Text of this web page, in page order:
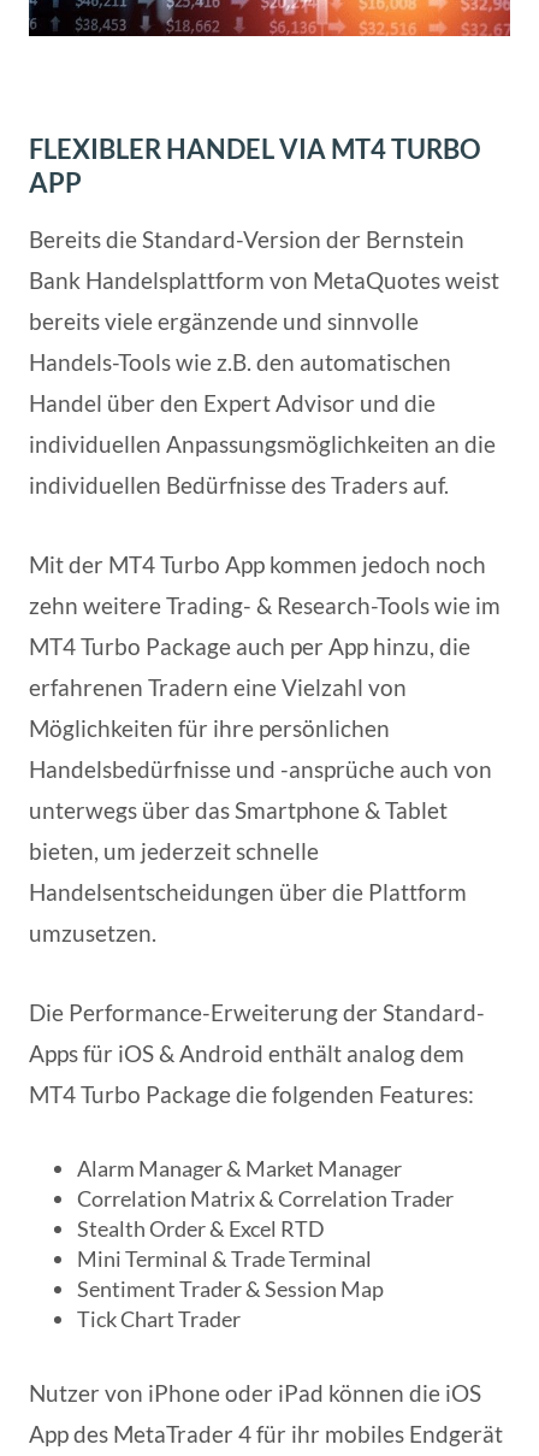
FLEXIBLER HANDEL VIA MT4 TURBO
APP
Bereits die Standard-Version der Bernstein
Bank Handelsplattform von MetaQuotes weist
bereits viele ergänzende und sinnvolle
Handels-Tools wie z.B. den automatischen
Handel über den Expert Advisor und die
individuellen Anpassungsmöglichkeiten an die
individuellen Bedürfnisse des Traders auf.
Mit der MT4 Turbo App kommen jedoch noch
zehn weitere Trading- & Research-Tools wie im
MT4 Turbo Package auch per App hinzu, die
erfahrenen Tradern eine Vielzahl von
Möglichkeiten für ihre persönlichen
Handelsbedürfnisse und -ansprüche auch von
unterwegs über das Smartphone & Tablet
bieten, um jederzeit schnelle
Handelsentscheidungen über die Plattform
umzusetzen.
Die Performance-Erweiterung der Standard-
Apps für iOS & Android enthält analog dem
MT4 Turbo Package die folgenden Features:
Alarm Manager & Market Manager
Correlation Matrix & Correlation Trader
Stealth Order & Excel RTD
Mini Terminal & Trade Terminal
Sentiment Trader & Session Map
Tick Chart Trader
Nutzer von iPhone oder iPad können die iOS
App des MetaTrader 4 für ihr mobiles Endgerät